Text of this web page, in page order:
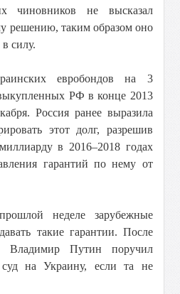
чиновников не высказал
решению, таким образом оно
силу.
евробондов на 3
РФ в конце 2013
Россия ранее выразила
этот долг, разрешив
в 2016–2018 годах
гарантий по нему от
неделе зарубежные
такие гарантии. После
Владимир Путин поручил
на Украину, если та не